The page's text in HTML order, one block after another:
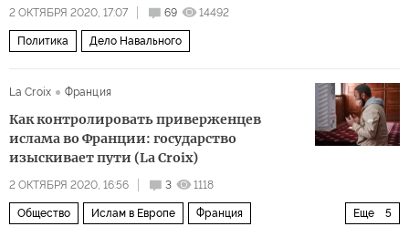
вооруженный конфликт
Нагорный Карабах: черная осень 2020 года
2 ОКТЯБРЯ 2020, 17:07 69 14492
Политика Дело Навального
La Croix Франция
Как контролировать приверженцев
ислама во Франции: государство
изыскивает пути (La Croix)
2 ОКТЯБРЯ 2020, 16:56 3 1118
Еще 5
Общество Ислам в Европе Франция